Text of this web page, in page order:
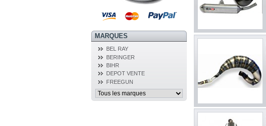
MARQUES
BEL RAY
BERINGER
BIHR
DEPOT VENTE
FREEGUN